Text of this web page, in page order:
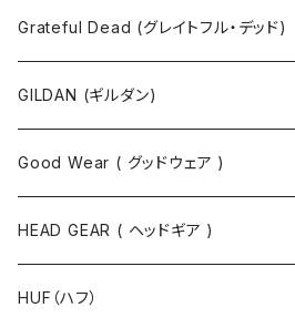
長袖Tシャツ
シャツ
スウェット
パーカ
ジャケット
ニット
Grateful Dead (グレイトフル・デッド)
GILDAN (ギルダン)
ソックス
Good Wear ( グッドウェア )
HEAD GEAR ( ヘッドギア )
HUF（ハフ）